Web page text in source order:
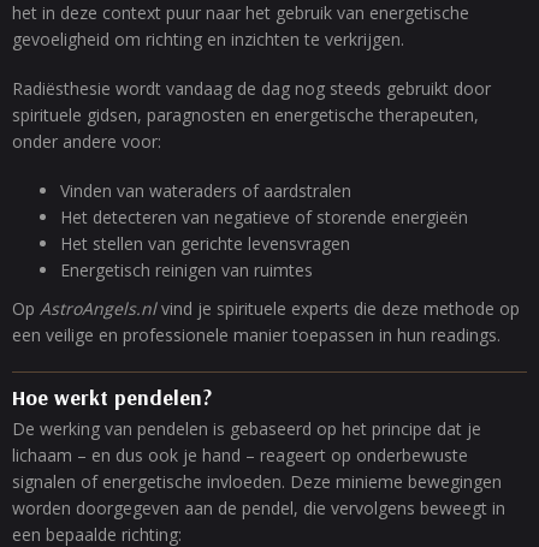
het in deze context puur naar het gebruik van energetische
gevoeligheid om richting en inzichten te verkrijgen.
Radiësthesie wordt vandaag de dag nog steeds gebruikt door
spirituele gidsen, paragnosten en energetische therapeuten,
onder andere voor:
Vinden van wateraders of aardstralen
Het detecteren van negatieve of storende energieën
Het stellen van gerichte levensvragen
Energetisch reinigen van ruimtes
Op AstroAngels.nlvind je spirituele experts die deze methode op
een veilige en professionele manier toepassen in hun readings.
Hoe werkt pendelen?
De werking van pendelen is gebaseerd op het principe dat je
lichaam – en dus ook je hand – reageert op onderbewuste
signalen of energetische invloeden. Deze minieme bewegingen
worden doorgegeven aan de pendel, die vervolgens beweegt in
een bepaalde richting: